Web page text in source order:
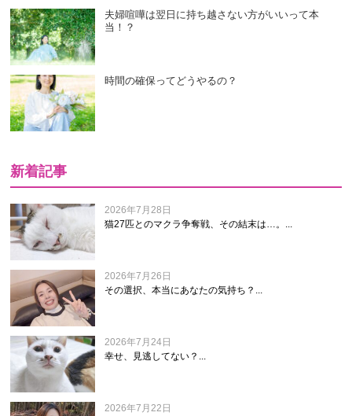
夫婦喧嘩は翌日に持ち越さない方がいいって本
当！？
時間の確保ってどうやるの？
新着記事
2026年7月28日
猫27匹とのマクラ争奪戦、その結末は…。...
2026年7月26日
その選択、本当にあなたの気持ち？...
2026年7月24日
幸せ、見逃してない？...
2026年7月22日